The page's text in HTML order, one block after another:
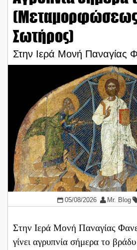
(Μεταμορφώσεως
Σωτήρος)
Στην Ιερά Μονή Παναγίας
05/08/2026 Mr. Blog
Στην Ιερά Μονή Παναγίας
γίνει αγρυπνία σήμερα το